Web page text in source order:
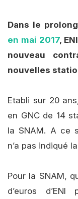
Dans le
en mai 2017,
nouveau
nouvelles
Etabli sur 20
en GNC de 14
la SNAM. A ce
n’a pas indiqué
Pour la SNAM,
d’euros